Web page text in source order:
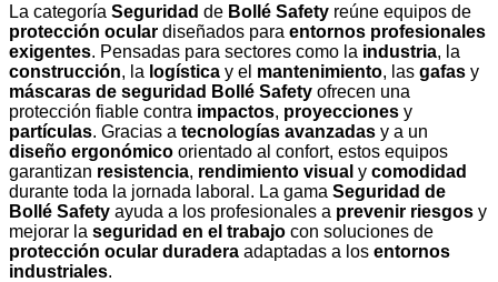
La categoría Seguridad de Bollé Safety reúne equipos de
protección ocular diseñados para entornos profesionales
exigentes. Pensadas para sectores como la industria, la
construcción, la logística y el mantenimiento, las gafas y
máscaras de seguridad Bollé Safety ofrecen una
protección fiable contra impactos, proyecciones y
partículas. Gracias a tecnologías avanzadas y a un
diseño ergonómico orientado al confort, estos equipos
garantizan resistencia, rendimiento visual y comodidad
durante toda la jornada laboral. La gama Seguridad de
Bollé Safety ayuda a los profesionales a prevenir riesgos y
mejorar la seguridad en el trabajo con soluciones de
protección ocular duradera adaptadas a los entornos
industriales.